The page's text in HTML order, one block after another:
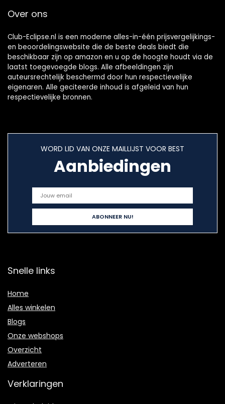
Over ons
Club-Eclipse.nl is een moderne alles-in-één prijsvergelijkings-
en beoordelingswebsite die de beste deals biedt die
beschikbaar zijn op amazon en u op de hoogte houdt via de
laatst toegevoegde blogs. Alle afbeeldingen zijn
auteursrechtelijk beschermd door hun respectievelijke
eigenaren. Alle geciteerde inhoud is afgeleid van hun
respectievelijke bronnen.
WORD LID VAN ONZE MAILLIJST VOOR BEST
Aanbiedingen
Snelle links
Home
Alles winkelen
Blogs
Onze webshops
Overzicht
Adverteren
Verklaringen